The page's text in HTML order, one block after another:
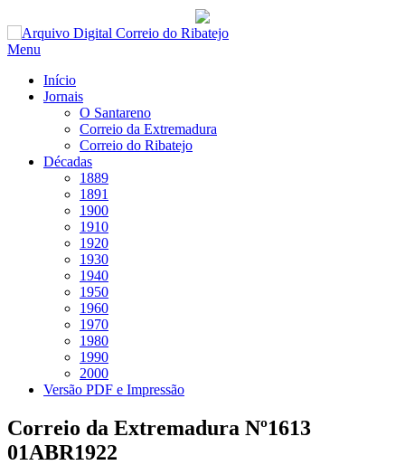
Saltar
para
Menu
Início
Jornais
O Santareno
Correio da Extremadura
Correio do Ribatejo
Décadas
1889
1891
1900
1910
1920
1930
1940
1950
1960
1970
1980
1990
2000
Versão PDF e Impressão
Correio da Extremadura Nº1613
01ABR1922